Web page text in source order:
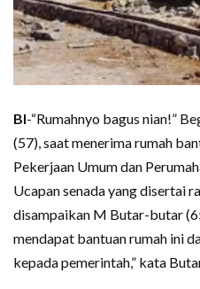
BI-“Rumahnyo bagus nian!”
(57), saat menerima rumah
Pekerjaan Umum dan
Ucapan senada yang disertai
disampaikan M Butar-butar
mendapat bantuan rumah ini
kepada pemerintah,” kata